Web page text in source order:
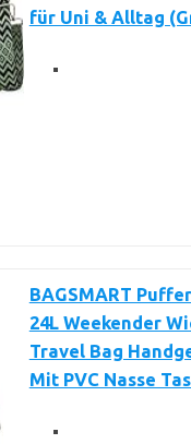
für Uni & Alltag
BAGSMART
24L Weekender
Travel Bag
Mit PVC Nasse